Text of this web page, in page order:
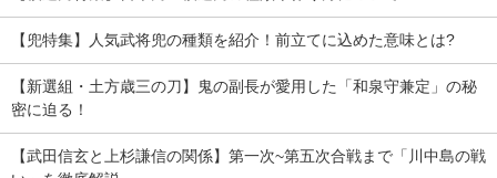
【兜特集】人気武将兜の種類を紹介！前立てに込めた意味とは?
【新選組・土方歳三の刀】鬼の副長が愛用した「和泉守兼定」の秘
密に迫る！
【武田信玄と上杉謙信の関係】第一次~第五次合戦まで「川中島の戦